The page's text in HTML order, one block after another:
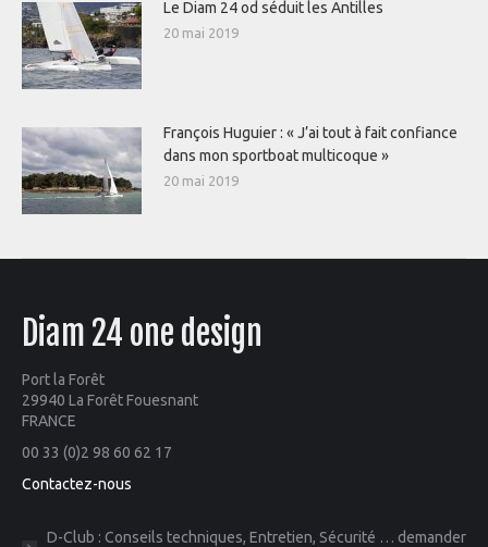
Le Diam 24 od séduit les Antilles
20 mai 2019
François Huguier : « J’ai tout à fait confiance
dans mon sportboat multicoque »
20 mai 2019
Diam 24 one design
Port la Forêt
29940 La Forêt Fouesnant
FRANCE
00 33 (0)2 98 60 62 17
Contactez-nous
D-Club : Conseils techniques, Entretien, Sécurité … demander